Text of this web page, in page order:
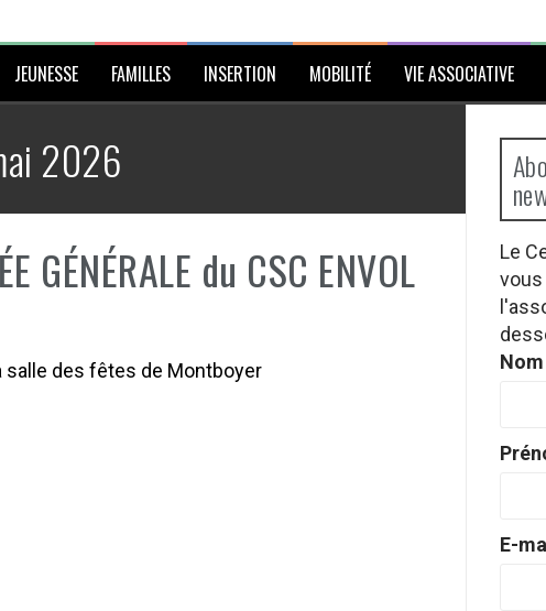
JEUNESSE FAMILLES INSERTION MOBILITÉ VIE ASSOCIATIVE
2026
GÉNÉRALE du CSC ENVOL
salle des fêtes de Montboyer
Le
vous
Nom
E-